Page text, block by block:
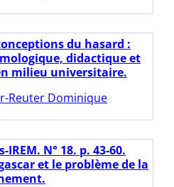
du hasard :
didactique et
milieu universitaire.
Reuter Dominique
IREM. N° 18. p. 43-60.
et le problème de la